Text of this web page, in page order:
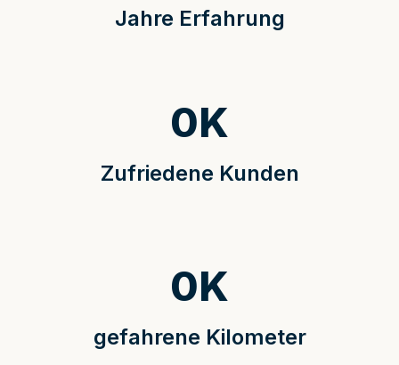
Jahre Erfahrung
Zufriedene Kunden
0K
gefahrene Kilometer
0K